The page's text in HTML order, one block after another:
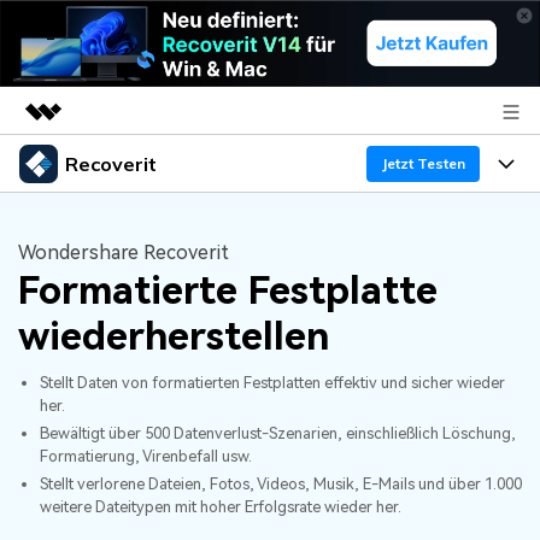
Top-Produkte
Dienstprogramme
Überblick
Lösungen
Über uns
Presseraum
Shop
Support
Recoverit Jetzt Testen
Recoverit für Windows
KI
Ein führendes Tool zur Datenrettung für Windows
Kostenlos Testen
Recoverit für Mac
KI
Funktionen
Wiederherstellung von Laufwerken
Gel?schte Medien wiederherstellen
Exklusive Wiederherstellungsl?sungen Neu
Ressourcen
Warum Recoverit
Experte für Datenrettung
Guide
Wondershare Recoverit
Formatierte Festplatte
wiederherstellen
Stellt Daten von formatierten Festplatten effektiv und sicher wieder
her.
Bewältigt über 500 Datenverlust-Szenarien, einschließlich Löschung,
Formatierung, Virenbefall usw.
Stellt verlorene Dateien, Fotos, Videos, Musik, E-Mails und über 1.000
weitere Dateitypen mit hoher Erfolgsrate wieder her.